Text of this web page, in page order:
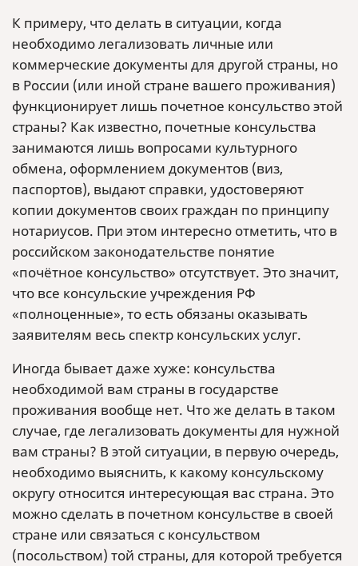
К примеру, что делать в ситуации, когда
необходимо легализовать личные или
коммерческие документы для другой страны, но
в России (или иной стране вашего проживания)
функционирует лишь почетное консульство этой
страны? Как известно, почетные консульства
занимаются лишь вопросами культурного
обмена, оформлением документов (виз,
паспортов), выдают справки, удостоверяют
копии документов своих граждан по принципу
нотариусов. При этом интересно отметить, что в
российском законодательстве понятие
«почётное консульство» отсутствует. Это значит,
что все консульские учреждения РФ
«полноценные», то есть обязаны оказывать
заявителям весь спектр консульских услуг.
Иногда бывает даже хуже: консульства
необходимой вам страны в государстве
проживания вообще нет. Что же делать в таком
случае, где легализовать документы для нужной
вам страны? В этой ситуации, в первую очередь,
необходимо выяснить, к какому консульскому
округу относится интересующая вас страна. Это
можно сделать в почетном консульстве в своей
стране или связаться с консульством
(посольством) той страны, для которой требуется